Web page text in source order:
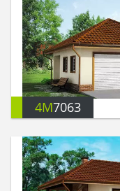
4M7063